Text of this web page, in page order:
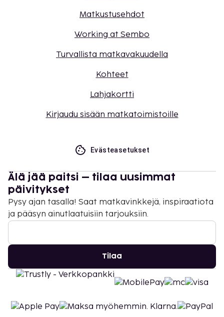
Matkustusehdot
Working at Sembo
Turvallista matkavakuudella
Kohteet
Lahjakortti
Kirjaudu sisään matkatoimistoille
Evästeasetukset
Älä jää paitsi – tilaa uusimmat
päivitykset
Pysy ajan tasalla! Saat matkavinkkejä, inspiraatiota
ja pääsyn ainutlaatuisiin tarjouksiin.
Tilaa